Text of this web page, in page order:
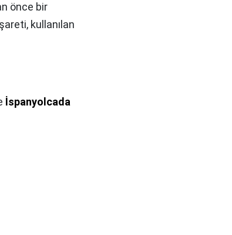
önce bir
kullanılan
İspanyolcada